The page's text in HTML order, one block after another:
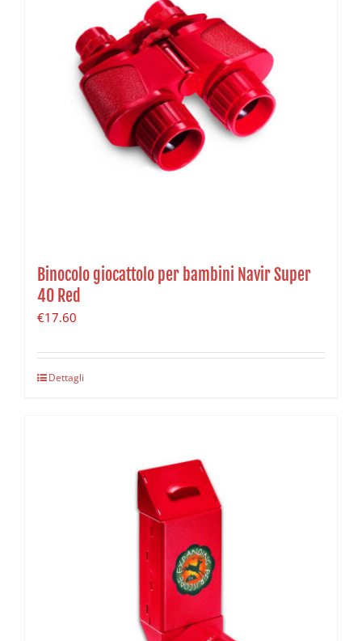
Binocolo giocattolo per bambini Navir Super
40 Red
€17.60
Dettagli